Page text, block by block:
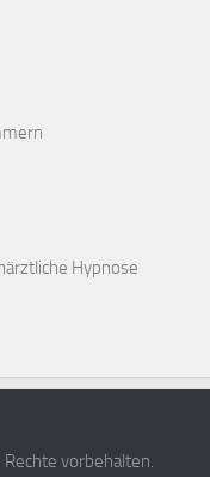
Hypnose
vorbehalten.